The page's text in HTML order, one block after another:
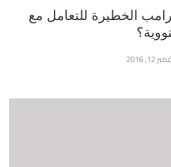
الخطيرة للتعامل مع
2016